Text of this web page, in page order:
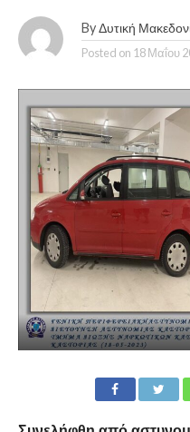
By Δυτική
Posted on 18 Μαΐου